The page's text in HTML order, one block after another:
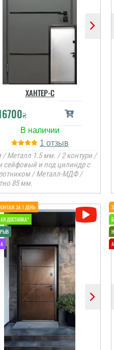
ХАНТЕР-С
₴
1
/ Металл 1.5 мм. / 2 контури /
сейфовый и под цилиндр с
/ Металл-МДФ /
85 мм.